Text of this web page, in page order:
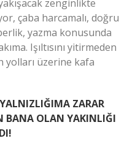
zenginlikte
çaba harcamalı, doğru
yazma konusunda
Işıltısını yitirmeden
yolları üzerine kafa
ZARAR
BANA OLAN YAKINLIĞI